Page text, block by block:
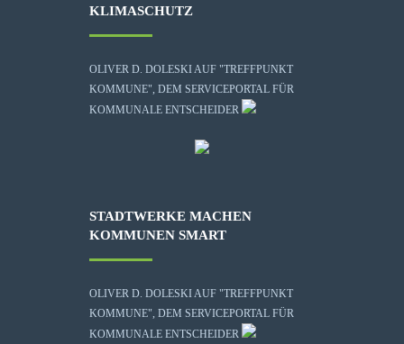
KLIMASCHUTZ
OLIVER D. DOLESKI AUF "TREFFPUNKT
KOMMUNE", DEM SERVICEPORTAL FÜR
KOMMUNALE ENTSCHEIDER
STADTWERKE MACHEN
KOMMUNEN SMART
OLIVER D. DOLESKI AUF "TREFFPUNKT
KOMMUNE", DEM SERVICEPORTAL FÜR
KOMMUNALE ENTSCHEIDER